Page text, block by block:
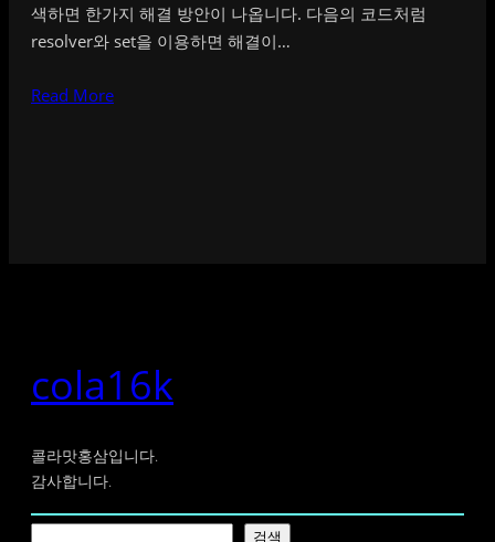
색하면 한가지 해결 방안이 나옵니다. 다음의 코드처럼
resolver와 set을 이용하면 해결이…
Read More
cola16k
콜라맛홍삼입니다.
감사합니다.
검색